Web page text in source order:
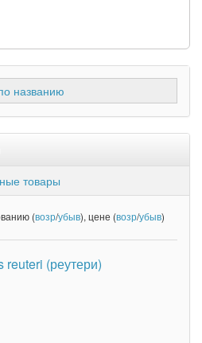
названию
товары
(возр/убыв), цене (возр/убыв)
reuteri (реутери)